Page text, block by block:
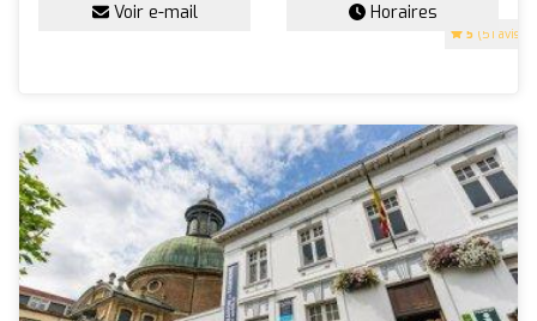
5 (51 avis)
Voir e-mail Horaires